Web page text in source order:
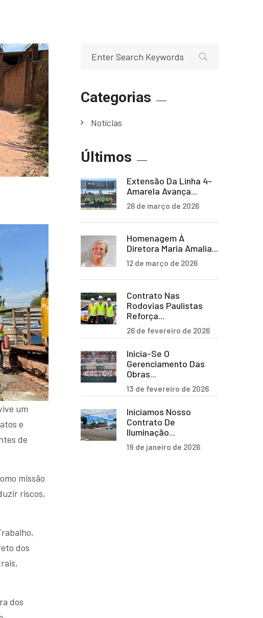
um
e
de
missão
riscos,
dos
dos
Categorias
Notícias
Últimos
Extensão Da Linha 4-
Amarela Avança...
26 de março de 2026
Homenagem À
Diretora Maria Amalia...
12 de março de 2026
Contrato Nas
Rodovias Paulistas
Reforça...
26 de fevereiro de 2026
Inicia-Se O
Gerenciamento Das
Obras...
13 de fevereiro de 2026
Iniciamos Nosso
Contrato De
Iluminação...
19 de janeiro de 2026